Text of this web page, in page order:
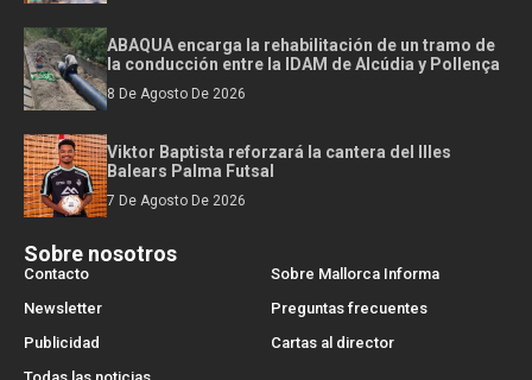
ABAQUA encarga la rehabilitación de un tramo de
la conducción entre la IDAM de Alcúdia y Pollença
8 De Agosto De 2026
Viktor Baptista reforzará la cantera del Illes
Balears Palma Futsal
7 De Agosto De 2026
Sobre nosotros
Contacto
Sobre Mallorca Informa
Newsletter
Preguntas frecuentes
Publicidad
Cartas al director